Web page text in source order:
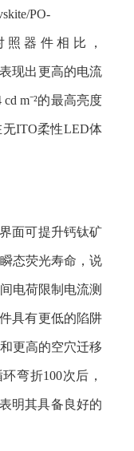
PO-
照器件相比，
现出更高的电流
cd m⁻²的最高亮度
无ITO柔性LED体
界面可提升钙钛矿
态荧光寿命，说
电荷限制电流测
具有更低的陷阱
更高的空穴迁移
环弯折100次后，
明其具备良好的